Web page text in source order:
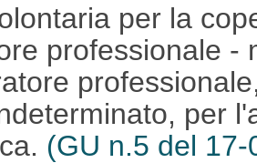
per la
professionale -
per
(GU n.5 del